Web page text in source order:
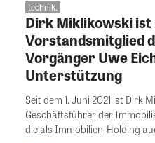
technik.
Dirk Miklikowski ist
Vorstandsmitglied
Vorgänger Uwe
Unterstützung
Seit dem 1. Juni 2021 ist Dirk
Geschäftsführer der
die als Immobilien-Holding